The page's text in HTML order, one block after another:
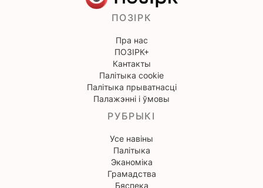
ПОЗІРК
Пра нас
ПОЗІРК+
Кантакты
Палітыка cookie
Палітыка прыватнасці
Палажэнні і ўмовы
РУБРЫКІ
Усе навіны
Палітыка
Эканоміка
Грамадства
Бяспека